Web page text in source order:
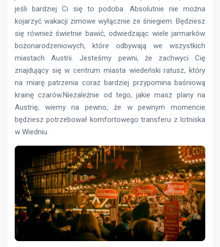
jeśli bardziej Ci się to podoba. Absolutnie nie można
kojarzyć wakacji zimowe wyłącznie ze śniegiem. Będziesz
się również świetnie bawić, odwiedzając wiele jarmarków
bożonarodzeniowych, które odbywają we wszystkich
miastach Austrii. Jesteśmy pewni, że zachwyci Cię
znajdujący się w centrum miasta wiedeński ratusz, który
na miarę patrzenia coraz bardziej przypomina baśniową
krainę czarów.Niezależnie od tego, jakie masz plany na
Austrię, wiemy na pewno, że w pewnym momencie
będziesz potrzebował komfortowego transferu z lotniska
w Wiedniu.